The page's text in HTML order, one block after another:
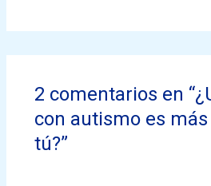
2 comentarios en
con autismo es
tú?”